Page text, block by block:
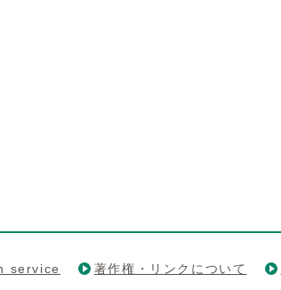
service 著作権・リンクについて